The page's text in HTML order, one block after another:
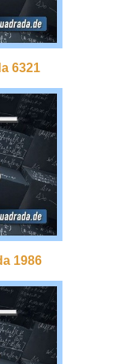
6321
1986